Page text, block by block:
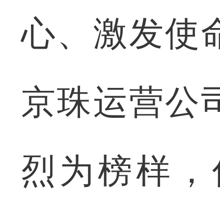
心、激发使
京珠运营公
烈为榜样